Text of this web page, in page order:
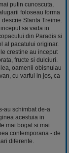
putin cunoscuta,
foloseau forma
Sfanta Treime.
sa vada in
din Paradis si
al pacatului originar.
crestine au inceput
fructe si dulciuri.
oamenii obisnuiau
cu varful in jos, ca
au schimbat de-a
acestuia in
mai bogat si mai
contemporana - de
diferente.